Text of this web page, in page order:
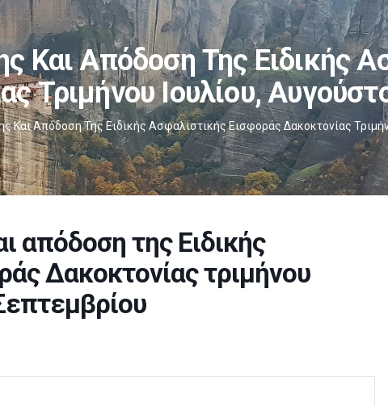
Και Απόδοση Της Ειδικής
Τριμήνου Ιουλίου,
Και Απόδοση Της Ειδικής Ασφαλιστικής Εισφοράς Δακοκτονίας
απόδοση της Ειδικής
Δακοκτονίας τριμήνου